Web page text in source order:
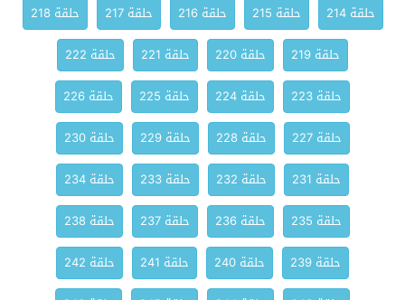
حلقة 214
حلقة 215 حلقة 216 حلقة 217
حلقة 218
حلقة 219
حلقة 220 حلقة 221
حلقة 222
حلقة 223
حلقة 224 حلقة 225
حلقة 226
حلقة 227
حلقة 228 حلقة 229
حلقة 230
حلقة 231
حلقة 232 حلقة 233
حلقة 234
حلقة 235
حلقة 236 حلقة 237
حلقة 238
حلقة 239
حلقة 240 حلقة 241
حلقة 242